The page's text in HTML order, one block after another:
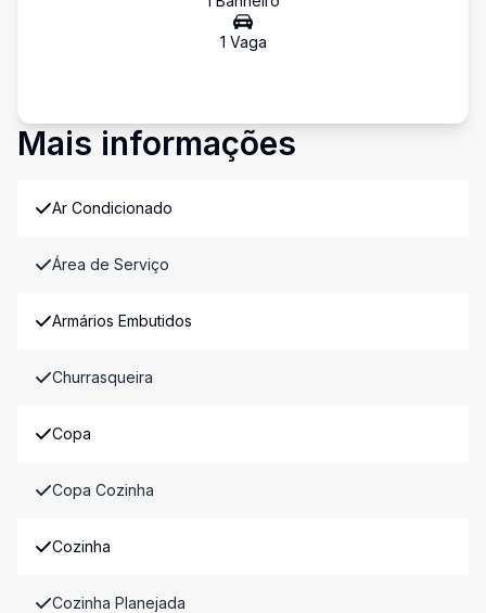
1 Vaga
Mais informações
Ar Condicionado
Área de Serviço
Armários Embutidos
Churrasqueira
Copa
Copa Cozinha
Cozinha
Cozinha Planejada